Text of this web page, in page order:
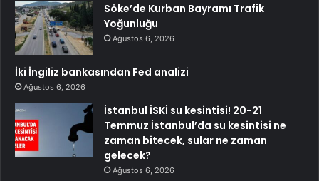
Söke’de Kurban Bayramı Trafik
Yoğunluğu
Ağustos 6, 2026
İki İngiliz bankasından Fed analizi
Ağustos 6, 2026
İstanbul İSKİ su kesintisi! 20-21
Temmuz İstanbul’da su kesintisi ne
zaman bitecek, sular ne zaman
gelecek?
Ağustos 6, 2026